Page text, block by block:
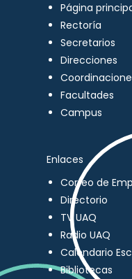
Página
Rectoría
Secretarios
Direcciones
Facultades
Campus
Enlaces
Correo de
Directorio
TV UAQ
Radio UAQ
Calendario
Bibliotecas